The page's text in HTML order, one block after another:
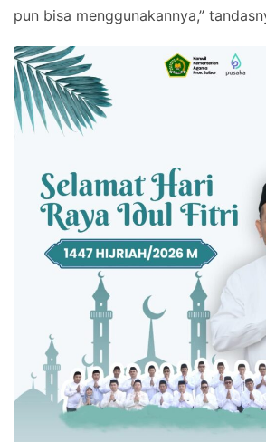
pun bisa menggunakannya,”